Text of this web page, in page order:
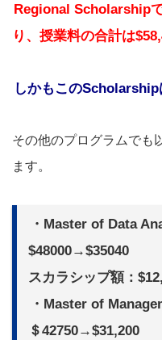
Regional Scholarship
り、授業料の合計は
しかもこのScholarship
その他のプログラムでも
ます。
・Master of Data
$48000→$35040
スカラシップ額：
・Master of
＄42750→$31,200